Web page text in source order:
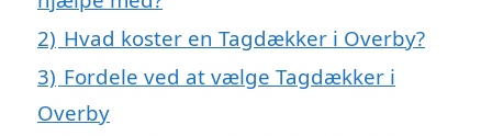
2) Hvad koster en Tagdækker i Overby?
3) Fordele ved at vælge Tagdækker i
Overby